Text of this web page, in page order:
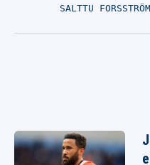
SALTTU FORSSTRÖM